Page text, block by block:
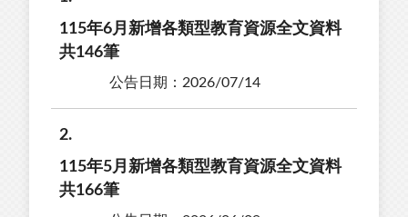
115年6月新增各類型教育資源全文資料
共146筆
公告日期：2026/07/14
2
115年5月新增各類型教育資源全文資料
共166筆